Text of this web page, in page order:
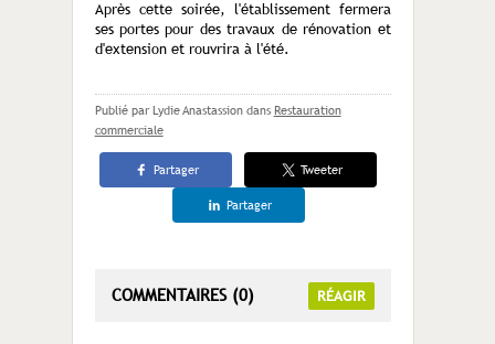
Après cette soirée, l'établissement fermera
ses portes pour des travaux de rénovation et
d'extension et rouvrira à l'été.
Publié par Lydie Anastassion dans Restauration
commerciale
Partager Tweeter
Partager
COMMENTAIRES (0) RÉAGIR